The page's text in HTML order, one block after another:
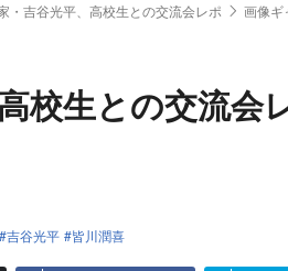
・吉谷光平、高校生との交流会レポ 画像ギ
校生との交流
吉谷光平 皆川潤喜